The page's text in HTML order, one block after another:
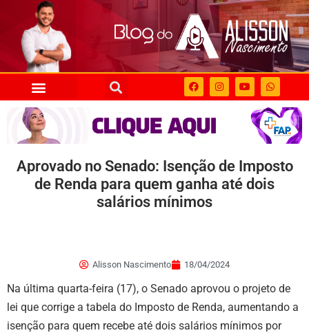
Aprovado no Senado: Isenção de Imposto
de Renda para quem ganha até dois
salários mínimos
Alisson Nascimento 18/04/2024
Na última quarta-feira (17), o Senado aprovou o projeto de
lei que corrige a tabela do Imposto de Renda, aumentando a
isenção para quem recebe até dois salários mínimos por